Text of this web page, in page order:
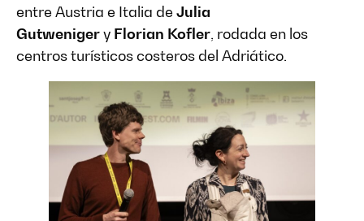
entre Austria e Italia deJulia
Gutwenigery Florian Kofler, rodada en los
centros turísticos costeros del Adriático.